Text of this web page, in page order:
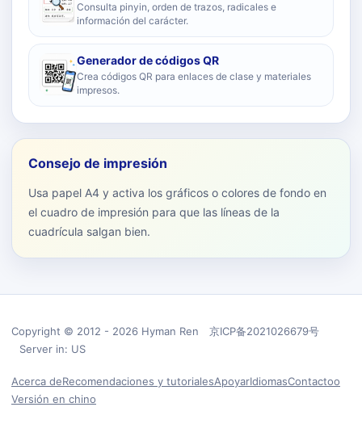
Consulta pinyin, orden de trazos, radicales e
información del carácter.
Generador de códigos QR
Crea códigos QR para enlaces de clase y materiales
impresos.
Consejo de impresión
Usa papel A4 y activa los gráficos o colores de fondo en
el cuadro de impresión para que las líneas de la
cuadrícula salgan bien.
Copyright © 2012 - 2026 Hyman Ren 京ICP备2021026679号
Server in: US
Acerca deRecomendaciones y tutorialesApoyarIdiomasContactoo
Versión en chino